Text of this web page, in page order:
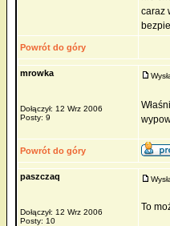
caraz
Powrót do góry
mrowka
Dołączył: 12 Wrz 2006
Posty: 9
Powrót do góry
paszczaq
Dołączył: 12 Wrz 2006
Posty: 10
To